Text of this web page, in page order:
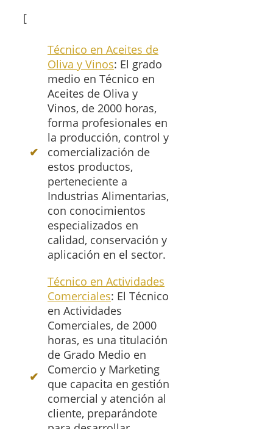
[
Técnico en Aceites de
Oliva y Vinos: El grado
medio en Técnico en
Aceites de Oliva y
Vinos, de 2000 horas,
forma profesionales en
la producción, control y
comercialización de
estos productos,
perteneciente a
Industrias Alimentarias,
con conocimientos
especializados en
calidad, conservación y
aplicación en el sector.
Técnico en Actividades
Comerciales: El Técnico
en Actividades
Comerciales, de 2000
horas, es una titulación
de Grado Medio en
Comercio y Marketing
que capacita en gestión
comercial y atención al
cliente, preparándote